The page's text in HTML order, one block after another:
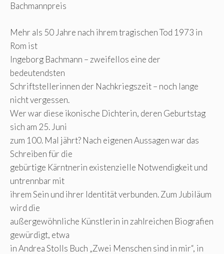
Bachmannpreis
Mehr als 50 Jahre nach ihrem tragischen Tod 1973 in
Rom ist
Ingeborg Bachmann – zweifellos eine der
bedeutendsten
Schriftstellerinnen der Nachkriegszeit – noch lange
nicht vergessen.
Wer war diese ikonische Dichterin, deren Geburtstag
sich am 25. Juni
zum 100. Mal jährt? Nach eigenen Aussagen war das
Schreiben für die
gebürtige Kärntnerin existenzielle Notwendigkeit und
untrennbar mit
ihrem Sein und ihrer Identität verbunden. Zum Jubiläum
wird die
außergewöhnliche Künstlerin in zahlreichen Biografien
gewürdigt, etwa
in Andrea Stolls Buch „Zwei Menschen sind in mir“, in